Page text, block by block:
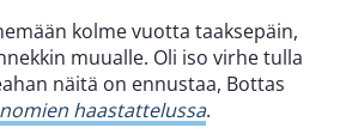
kolme vuotta taaksepäin,
muualle. Oli iso virhe tulla
näitä on ennustaa, Bottas
haastattelussa.